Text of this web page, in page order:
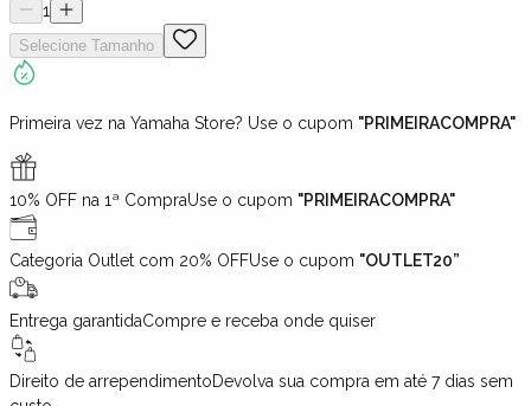
1
Selecione Tamanho
Primeira vez na Yamaha Store? Use o cupom "PRIMEIRACOMPRA"
10% OFF na 1ª CompraUse o cupom "PRIMEIRACOMPRA"
Categoria Outlet com 20% OFFUse o cupom "OUTLET20”
Entrega garantidaCompre e receba onde quiser
Direito de arrependimentoDevolva sua compra em até 7 dias sem